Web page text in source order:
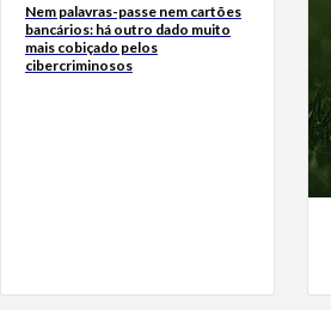
Nem palavras-passe nem cartões
bancários: há outro dado muito
mais cobiçado pelos
cibercriminosos